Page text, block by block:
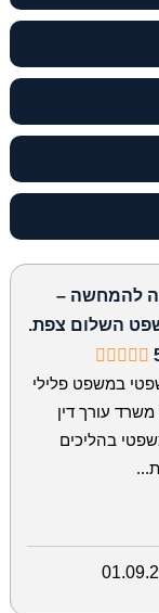
להמחשה –
השלום צפת.
במשפט פלילי
עורך דין
בהליכים